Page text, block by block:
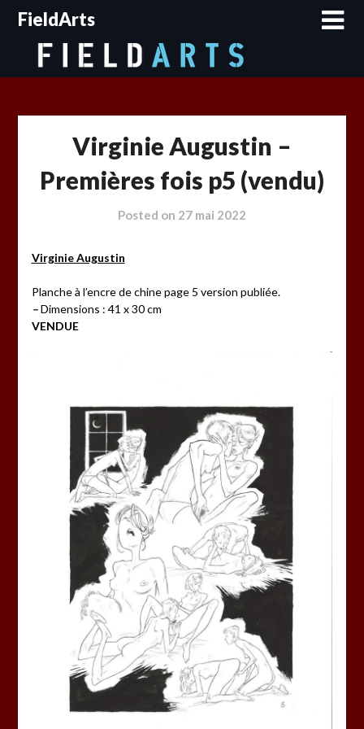
SkipFieldArts
Virginie Augustin –
Premières fois p5 (vendu)
Posted on 27 mai 2022
Virginie Augustin
Planche à l’encre de chine page 5 version publiée.
–Dimensions : 41 x 30 cm
VENDUE